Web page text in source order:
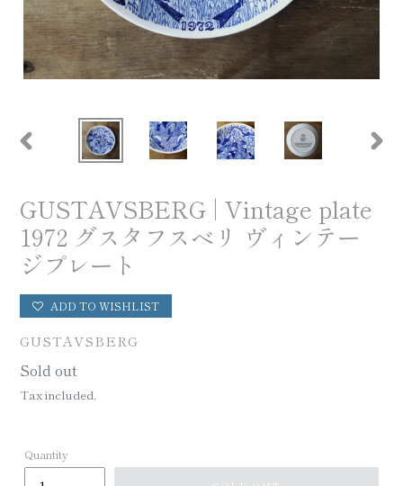
PREVIOUS
GUSTAVSBERG | Vintage plate
1972 グスタフスベリ ヴィンテー
ジプレート
ADD TO WISHLIST
VENDOR
GUSTAVSBERG
Regular
price
Sold out
Tax included.
Quantity